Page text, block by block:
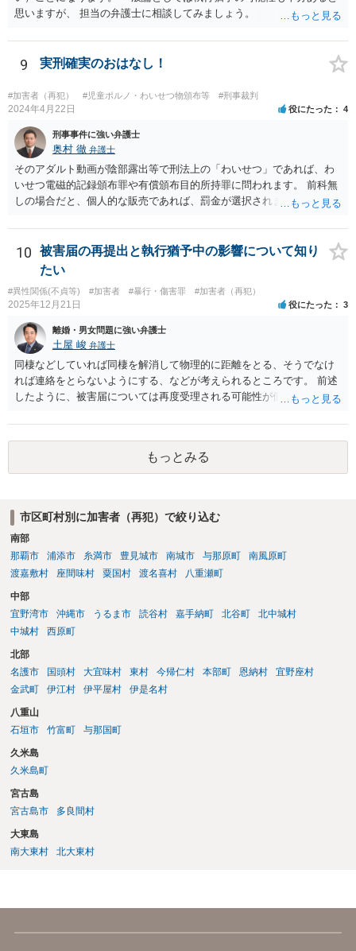
罰金か半年くらいもあるかもしれません。示談しなければ、１０か月
害届が出ていない余罪だけで正式起訴することは全然あり得ることな
の風紀に対する罪というところがあるので、客観的証拠がある以上は
あり得ると思います。
思いますが、 担当の弁護士に相談してみましょう。
9 実刑確実のおはなし！
#加害者（再犯） #児童ポルノ・わいせつ物頒布等 #刑事裁判
2024年4月22日 役にたった 4
刑事事件に強い弁護士
奥村 徹 弁護士
そのアダルト動画が陰部露出等で刑法上の「わいせつ」であれば、わ
いせつ電磁的記録頒布罪や有償頒布目的所持罪に問われます。 前科無
しの場合だと、個人的な販売であれば、罰金が選択されます。 同種前
ないと、1年程度の懲役と予想します。 自首については、画像のわい
せつ性とともに弁護士に相談した上で、そう決断したのであれば、弁
護士に調整してもらって、一発で決める必要があります。なかなか受
理されません。
10
被害届の再提出と執行猶予中の影響について知り
たい
#異性関係(不貞等) #加害者 #暴行・傷害罪 #加害者（再犯）
2025年12月21日 役にたった 3
離婚・男女問題に強い弁護士
土屋 峻 弁護士
同棲などしていれば同棲を解消して物理的に距離をとる、そうでなけ
れば連絡をとらないようにする、などが考えられるところです。 前述
したように、被害届については再度受理される可能性が低く、結婚詐
性はそれほど高くないように思います。 不倫相手との清算方法（別れ
方）となると、なかなか弁護士が関与しづらい領域となります。もっ
とも、相手方の提示する条件が奏功するようなものではないことか
ら、条件についてはそれほど恐れる必要はないだろうと思います。な
請求権が誰の誰に対するものが発生する可能性があるかどうかは検討
する必要があるでしょう。
もっとみる
市区町村別に加害者（再犯）で絞り込む
南部
那覇市
浦添市 糸満市 豊見城市 南城市 与那原町
南風原町
渡嘉敷村
座間味村 粟国村 渡名喜村 八重瀬町
中部
宜野湾市
沖縄市 うるま市 読谷村 嘉手納町 北谷町
北中城村
中城村
西原町
北部
名護市
国頭村 大宜味村 東村 今帰仁村 本部町 恩納村
宜野座村
金武町
伊江村 伊平屋村 伊是名村
八重山
石垣市
竹富町 与那国町
久米島
久米島町
宮古島
宮古島市
多良間村
大東島
南大東村
北大東村